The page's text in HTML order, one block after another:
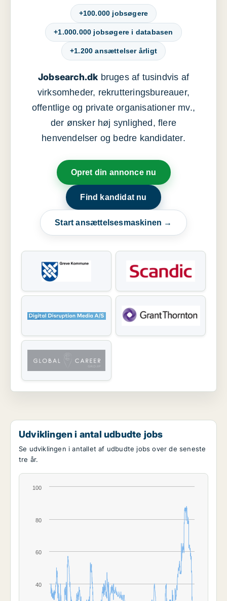
+100.000 jobsøgere
+1.000.000 jobsøgere i databasen
+1.200 ansættelser årligt
Jobsearch.dkbruges af tusindvis af
virksomheder, rekrutteringsbureauer,
offentlige og private organisationer mv.,
der ønsker høj synlighed, flere
henvendelser og bedre kandidater.
Opret din annonce nu
Find kandidat nu
Start ansættelsesmaskinen →
Udviklingen i antal udbudte jobs
Se udviklingen i antallet af udbudte jobs over de seneste
tre år.
40
60
80
100